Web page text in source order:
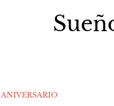
ANIVERSARIO